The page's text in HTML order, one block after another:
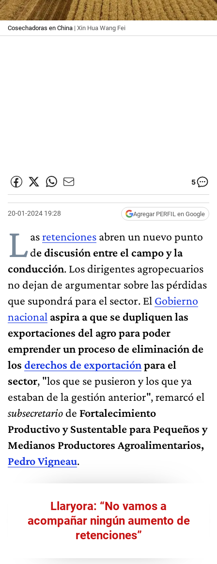
Cosechadoras en China | Xin Hua Wang Fei
5
20-01-2024 19:28 Agregar PERFIL en Google
Lasretenciones abren un nuevo punto
de discusión entre el campo y la
conducción. Los dirigentes agropecuarios
no dejan de argumentar sobre las pérdidas
que supondrá para el sector. El Gobierno
nacional aspira a que se dupliquen las
exportaciones del agro para poder
emprender un proceso de eliminación de
los derechos de exportaciónpara el
sector, "los que se pusieron y los que ya
estaban de la gestión anterior", remarcó el
subsecretario de Fortalecimiento
Productivo y Sustentable para Pequeños y
Medianos Productores Agroalimentarios,
Pedro Vigneau.
Llaryora: “No vamos a
acompañar ningún aumento de
retenciones”